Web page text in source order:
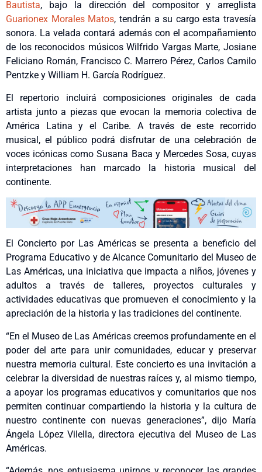
Bautista, bajo la dirección del compositor y arreglista
Guarionex Morales Matos, tendrán a su cargo esta travesía
sonora. La velada contará además con el acompañamiento
de los reconocidos músicos Wilfrido Vargas Marte, Josiane
Feliciano Román, Francisco C. Marrero Pérez, Carlos Camilo
Pentzke y William H. García Rodríguez.
El repertorio incluirá composiciones originales de cada
artista junto a piezas que evocan la memoria colectiva de
América Latina y el Caribe. A través de este recorrido
musical, el público podrá disfrutar de una celebración de
voces icónicas como Susana Baca y Mercedes Sosa, cuyas
interpretaciones han marcado la historia musical del
continente.
El Concierto por Las Américas se presenta a beneficio del
Programa Educativo y de Alcance Comunitario del Museo de
Las Américas, una iniciativa que impacta a niños, jóvenes y
adultos a través de talleres, proyectos culturales y
actividades educativas que promueven el conocimiento y la
apreciación de la historia y las tradiciones del continente.
“En el Museo de Las Américas creemos profundamente en el
poder del arte para unir comunidades, educar y preservar
nuestra memoria cultural. Este concierto es una invitación a
celebrar la diversidad de nuestras raíces y, al mismo tiempo,
a apoyar los programas educativos y comunitarios que nos
permiten continuar compartiendo la historia y la cultura de
nuestro continente con nuevas generaciones”, dijo María
Ángela López Vilella, directora ejecutiva del Museo de Las
Américas.